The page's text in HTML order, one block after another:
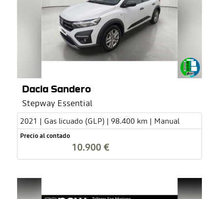
Dacia Sandero
Stepway Essential
2021 | Gas licuado (GLP) | 98.400 km | Manual
Precio al contado
10.900 €